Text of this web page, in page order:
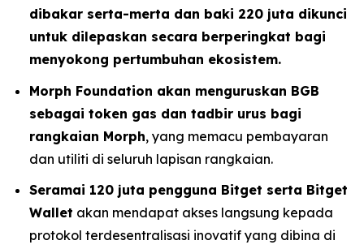
dibakar serta-merta dan baki 220 juta dikunci
untuk dilepaskan secara berperingkat bagi
menyokong pertumbuhan ekosistem.
Morph Foundation akan menguruskan BGB
sebagai token gas dan tadbir urus bagi
rangkaian Morph, yang memacu pembayaran
dan utiliti di seluruh lapisan rangkaian.
Seramai 120 juta pengguna Bitget serta Bitget
Wallet akan mendapat akses langsung kepada
protokol terdesentralisasi inovatif yang dibina di